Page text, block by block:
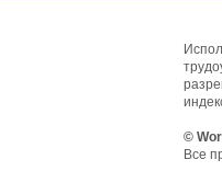
©
Все